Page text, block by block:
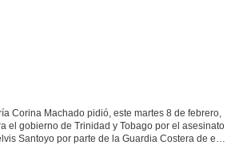
Corina Machado pidió, este martes 8 de febrero,
el gobierno de Trinidad y Tobago por el asesinato
Santoyo por parte de la Guardia Costera de ese